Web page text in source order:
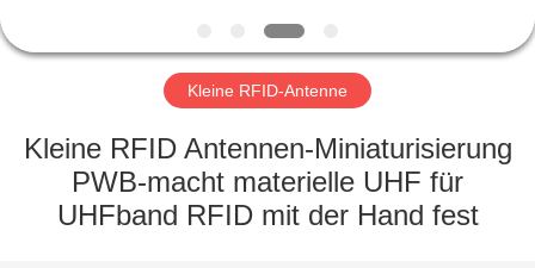
VR
SHOW
ÜBER
Kleine RFID-Antenne
Kleine RFID Antennen-Miniaturisierung
PWB-macht materielle UHF für
UHFband RFID mit der Hand fest